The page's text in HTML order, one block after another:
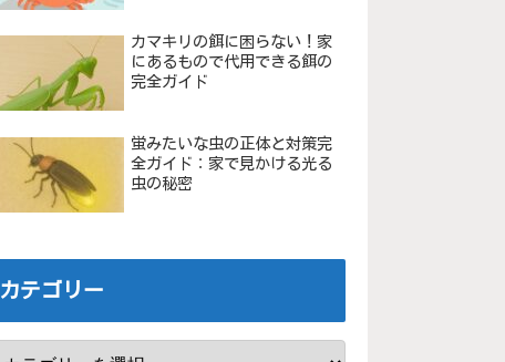
カマキリの餌に困らない！家
にあるもので代用できる餌の
完全ガイド
蛍みたいな虫の正体と対策完
全ガイド：家で見かける光る
虫の秘密
カテゴリー